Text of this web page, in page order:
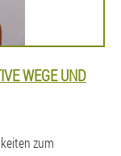
WEGE UND
zum